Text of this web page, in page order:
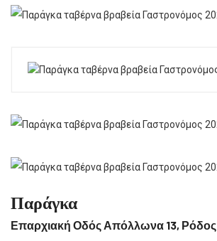
Παράγκα
Επαρχιακή Οδός Απόλλωνα 13, Ρόδος